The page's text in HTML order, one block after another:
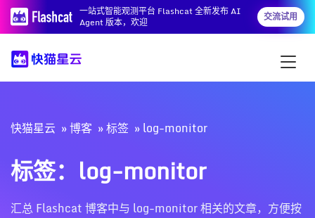
一站式智能观测平台 Flashcat 全新发布 AI
Agent 版本，欢迎
交流试用
快猫星云 博客 标签 log-monitor
标签：log-monitor
汇总 Flashcat 博客中与 log-monitor 相关的文章，方便按